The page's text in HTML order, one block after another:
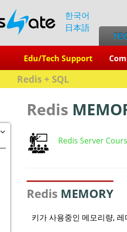
한국어
日本語
Edu/Tech Support
Redis + SQL
Redis
Redis Server
Redis MEMORY
키가 사용중인 메모리량,